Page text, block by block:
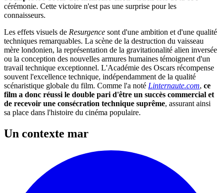
cérémonie. Cette victoire n'est pas une surprise pour les
connaisseurs.
Les effets visuels de Resurgence sont d'une ambition et d'une qualité
techniques remarquables. La scène de la destruction du vaisseau
mère londonien, la représentation de la gravitationalité alien inversée
ou la conception des nouvelles armures humaines témoignent d'un
travail technique exceptionnel. L'Académie des Oscars récompense
souvent l'excellence technique, indépendamment de la qualité
scénaristique globale du film. Comme l'a noté Linternaute.com, ce
film a donc réussi le double pari d'être un succès commercial et
de recevoir une consécration technique suprême, assurant ainsi
sa place dans l'histoire du cinéma populaire.
Un contexte mar